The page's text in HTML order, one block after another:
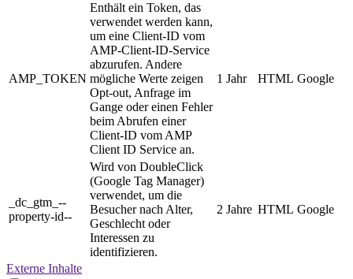
AMP_TOKEN
Enthält ein Token, das
verwendet werden kann,
um eine Client-ID vom
AMP-Client-ID-Service
abzurufen. Andere
mögliche Werte zeigen
Opt-out, Anfrage im
Gange oder einen Fehler
beim Abrufen einer
Client-ID vom AMP
Client ID Service an.
1 Jahr HTML Google
_dc_gtm_--
property-id--
Wird von DoubleClick
(Google Tag Manager)
verwendet, um die
Besucher nach Alter,
Geschlecht oder
Interessen zu
identifizieren.
2 Jahre HTML Google
Externe Inhalte